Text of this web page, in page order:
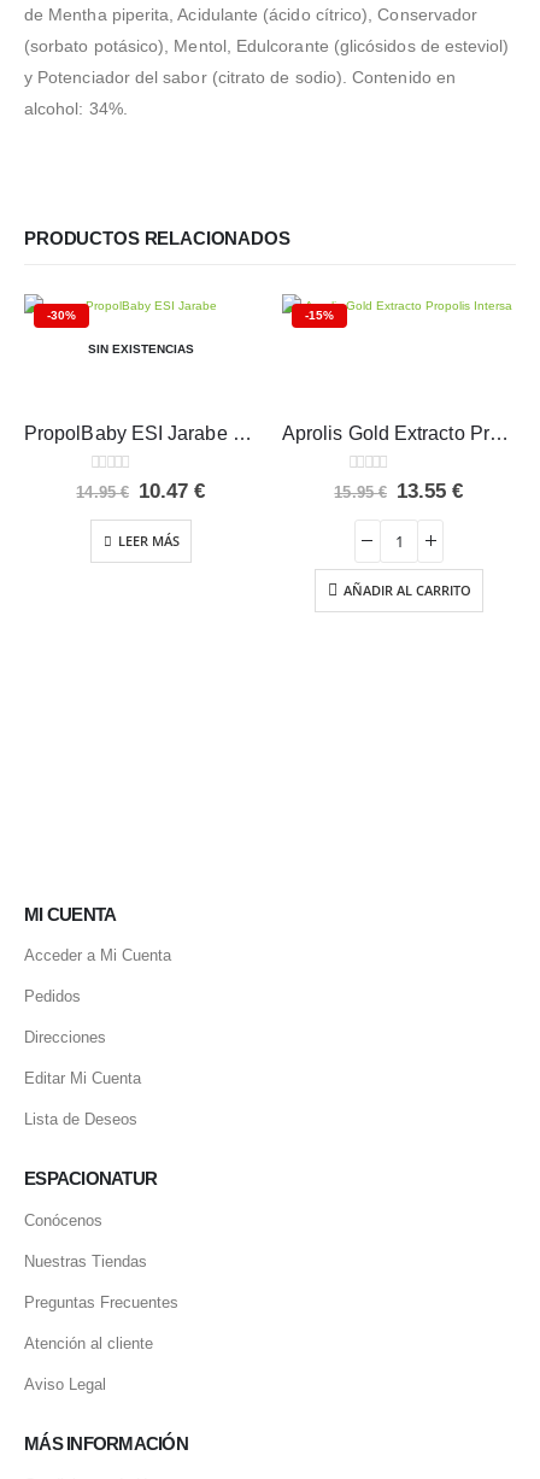
de Mentha piperita, Acidulante (ácido cítrico), Conservador
(sorbato potásico), Mentol, Edulcorante (glicósidos de esteviol)
y Potenciador del sabor (citrato de sodio). Contenido en
alcohol: 34%.
PRODUCTOS RELACIONADOS
-30%
SIN EXISTENCIAS
PropolBaby ESI Jarabe 180 ml
0 out of 5
14.95€ El
original
era:
14.95 €.
10.47€El
LEER MÁS
-15%
Aprolis Gold Extracto Propolis Intersa 30 ml
0 out of 5
15.95€ El
original
era:
15.95 €.
13.55€El
13.55 €.
AÑADIR AL CARRITO
MI CUENTA
Acceder a Mi Cuenta
Pedidos
Direcciones
Editar Mi Cuenta
Lista de Deseos
ESPACIONATUR
Conócenos
Nuestras Tiendas
Preguntas Frecuentes
Atención al cliente
Aviso Legal
MÁS INFORMACIÓN